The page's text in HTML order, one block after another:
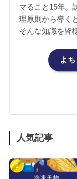
マること15年。
理原則から導く
そんな知識を皆
よ
人気記事